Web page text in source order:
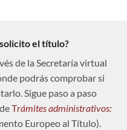
el título?
de la Secretaría virtual
podrás comprobar si
Sigue paso a paso
Trámites administrativos:
Europeo al Título).